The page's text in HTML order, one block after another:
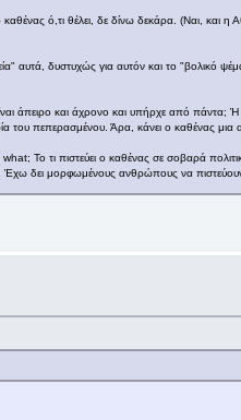
ό,τι θέλει, δε δίνω δεκάρα. (Ναι, και η
αυτά, δυστυχώς για αυτόν και το "βολικό
άπειρο και άχρονο και υπήρχε από πάντα; Ή
πεπερασμένου. Άρα, κάνει ο καθένας μια
Το τι πιστεύει ο καθένας σε σοβαρά
Έχω δει μορφωμένους ανθρώπους να